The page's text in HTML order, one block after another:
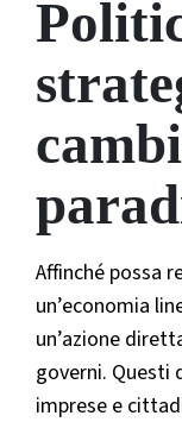
Affinché possa
un’economia
un’azione
governi. Questi
imprese e